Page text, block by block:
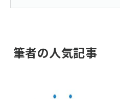
筆者の人気記事